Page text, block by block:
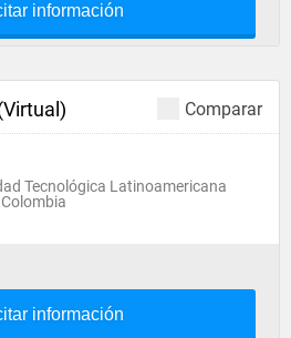
información
Comparar
Tecnológica Latinoamericana
información